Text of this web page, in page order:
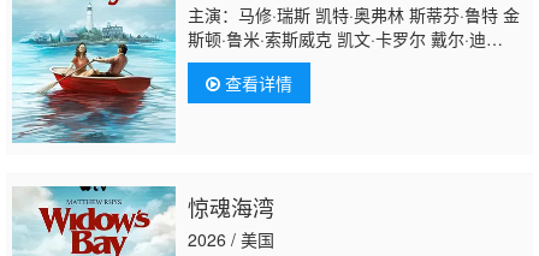
主演：马修·瑞斯 凯特·奥弗林 斯蒂芬·鲁特 金
斯顿·鲁米·索斯威克 凯文·卡罗尔 戴尔·迪
奇 Ava Gaudet 威廉·希尔 戴维·阿姆斯特朗 伊
莱·D·戈斯 Jimmy Shirts 伊恩·莱昂斯 克里斯
托弗·C·詹姆斯 Shawn Jain Kevin F.
查看详情
惊魂海湾
2026 / 美国